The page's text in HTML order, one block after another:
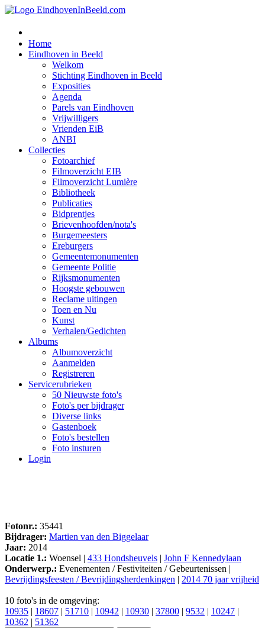
Home
Eindhoven in Beeld
Welkom
Stichting Eindhoven in Beeld
Exposities
Agenda
Parels van Eindhoven
Vrijwilligers
Vrienden EiB
ANBI
Collecties
Fotoarchief
Filmoverzicht EIB
Filmoverzicht Lumière
Bibliotheek
Publicaties
Bidprentjes
Brievenhoofden/nota's
Burgemeesters
Ereburgers
Gemeentemonumenten
Gemeente Politie
Rijksmonumenten
Hoogste gebouwen
Reclame uitingen
Toen en Nu
Kunst
Verhalen/Gedichten
Albums
Albumoverzicht
Aanmelden
Registreren
Servicerubrieken
50 Nieuwste foto's
Foto's per bijdrager
Diverse links
Gastenboek
Foto's bestellen
Foto insturen
Login
Fotonr.: 35441
Bijdrager: Martien van den Biggelaar
Jaar: 2014
Locatie 1.: Woensel | 433 Hondsheuvels | John F Kennedylaan
Onderwerp.: Evenementen / Festiviteiten / Gebeurtenissen |
Bevrijdingsfeesten / Bevrijdingsherdenkingen | 2014 70 jaar vrijheid
10 foto's in de omgeving:
10935 | 18607 | 51710 | 10942 | 10930 | 37800 | 9532 | 10247 |
10362 | 51362